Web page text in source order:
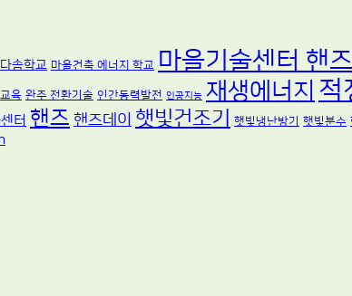
다솜학교 마을건축 에너지 학교 마을기술센터 핸즈
육 완주 전환기술 인간동력발전 인공지능 재생에너지 적
터 핸즈 핸즈데이 햇빛건조기 햇빛냉난방기 햇빛분수